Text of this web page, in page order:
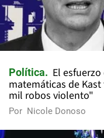
Política
El
matemáticas de
mil robos violento"
Por Nicole Donoso